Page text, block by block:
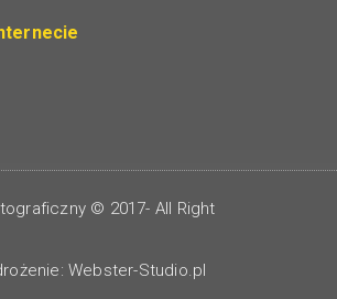
© 2017- All Right
Webster-Studio.pl